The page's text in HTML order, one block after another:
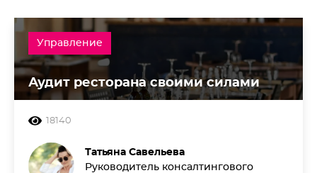
Управление
Аудит ресторана своими силами
18140
Татьяна Савельева
Руководитель консалтингового